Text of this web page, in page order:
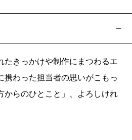
たきっかけや制作にまつわるエ
携わった担当者の思いがこもっ
からのひとこと」、よろしけれ